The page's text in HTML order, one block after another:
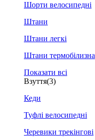
Шорти велосипедні
Штани
Штани легкі
Штани термобілизна
Показати всі
Взуття(3)
Кеди
Туфлі велосипедні
Черевики трекінгові